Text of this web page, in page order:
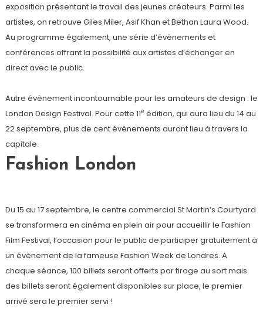
exposition présentant le travail des jeunes créateurs. Parmi les
artistes, on retrouve Giles Miler, Asif Khan et Bethan Laura Wood.
Au programme également, une série d’évènements et
conférences offrant la possibilité aux artistes d’échanger en
direct avec le public.
Autre évènement incontournable pour les amateurs de design : le
London Design Festival. Pour cette 11e édition, qui aura lieu du 14 au
22 septembre, plus de cent évènements auront lieu à travers la
capitale.
Fashion London
Du 15 au 17 septembre, le centre commercial St Martin’s Courtyard
se transformera en cinéma en plein air pour accueillir le Fashion
Film Festival, l’occasion pour le public de participer gratuitement à
un évènement de la fameuse Fashion Week de Londres. A
chaque séance, 100 billets seront offerts par tirage au sort mais
des billets seront également disponibles sur place, le premier
arrivé sera le premier servi !